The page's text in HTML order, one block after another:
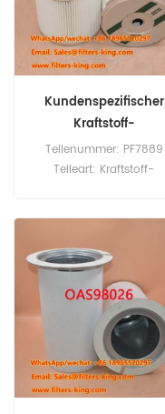
Kundenspezifischer
Kraftstoff-
Wasserabscheider
PF7889 889421
Teilenummer: PF7889
Teileart: Kraftstoff-
Stück